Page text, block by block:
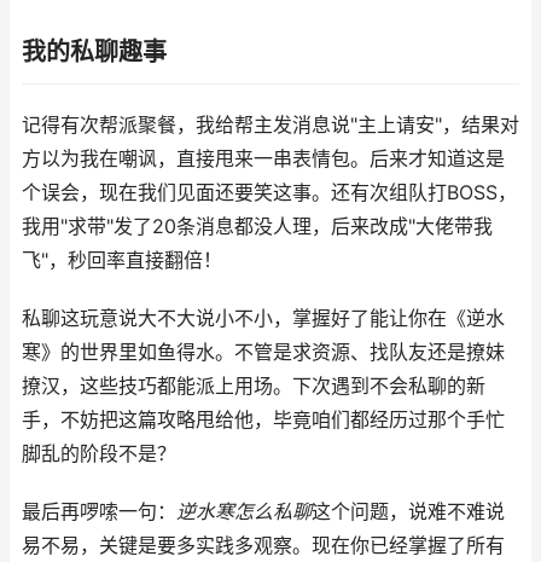
我的私聊趣事
记得有次帮派聚餐，我给帮主发消息说"主上请安"，结果对
方以为我在嘲讽，直接甩来一串表情包。后来才知道这是
个误会，现在我们见面还要笑这事。还有次组队打BOSS，
我用"求带"发了20条消息都没人理，后来改成"大佬带我
飞"，秒回率直接翻倍！
私聊这玩意说大不大说小不小，掌握好了能让你在《逆水
寒》的世界里如鱼得水。不管是求资源、找队友还是撩妹
撩汉，这些技巧都能派上用场。下次遇到不会私聊的新
手，不妨把这篇攻略甩给他，毕竟咱们都经历过那个手忙
脚乱的阶段不是？
最后再啰嗦一句： 逆水寒怎么私聊这个问题，说难不难说
易不易，关键是要多实践多观察。现在你已经掌握了所有